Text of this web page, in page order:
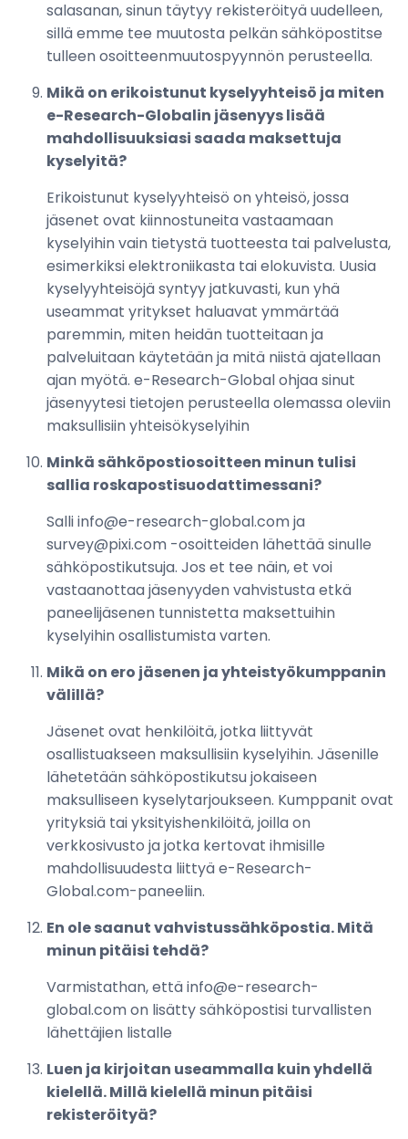
salasanan, sinun täytyy rekisteröityä uudelleen,
sillä emme tee muutosta pelkän sähköpostitse
tulleen osoitteenmuutospyynnön perusteella.
Mikä on erikoistunut kyselyyhteisö ja miten
e-Research-Globalin jäsenyys lisää
mahdollisuuksiasi saada maksettuja
kyselyitä?
Erikoistunut kyselyyhteisö on yhteisö, jossa
jäsenet ovat kiinnostuneita vastaamaan
kyselyihin vain tietystä tuotteesta tai palvelusta,
esimerkiksi elektroniikasta tai elokuvista. Uusia
kyselyyhteisöjä syntyy jatkuvasti, kun yhä
useammat yritykset haluavat ymmärtää
paremmin, miten heidän tuotteitaan ja
palveluitaan käytetään ja mitä niistä ajatellaan
ajan myötä. e-Research-Global ohjaa sinut
jäsenyytesi tietojen perusteella olemassa oleviin
maksullisiin yhteisökyselyihin
Minkä sähköpostiosoitteen minun tulisi
sallia roskapostisuodattimessani?
Salli info@e-research-global.com ja
survey@pixi.com -osoitteiden lähettää sinulle
sähköpostikutsuja. Jos et tee näin, et voi
vastaanottaa jäsenyyden vahvistusta etkä
paneelijäsenen tunnistetta maksettuihin
kyselyihin osallistumista varten.
Mikä on ero jäsenen ja yhteistyökumppanin
välillä?
Jäsenet ovat henkilöitä, jotka liittyvät
osallistuakseen maksullisiin kyselyihin. Jäsenille
lähetetään sähköpostikutsu jokaiseen
maksulliseen kyselytarjoukseen. Kumppanit ovat
yrityksiä tai yksityishenkilöitä, joilla on
verkkosivusto ja jotka kertovat ihmisille
mahdollisuudesta liittyä e-Research-
Global.com-paneeliin.
En ole saanut vahvistussähköpostia. Mitä
minun pitäisi tehdä?
Varmistathan, että info@e-research-
global.com on lisätty sähköpostisi turvallisten
lähettäjien listalle
Luen ja kirjoitan useammalla kuin yhdellä
kielellä. Millä kielellä minun pitäisi
rekisteröityä?